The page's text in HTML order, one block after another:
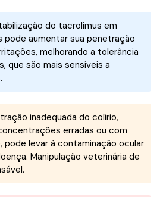
do tacrolimus em
pode aumentar sua penetração
melhorando a tolerância
que são mais sensíveis a
inadequada do colírio,
erradas ou com
pode levar à contaminação ocular
Manipulação veterinária de